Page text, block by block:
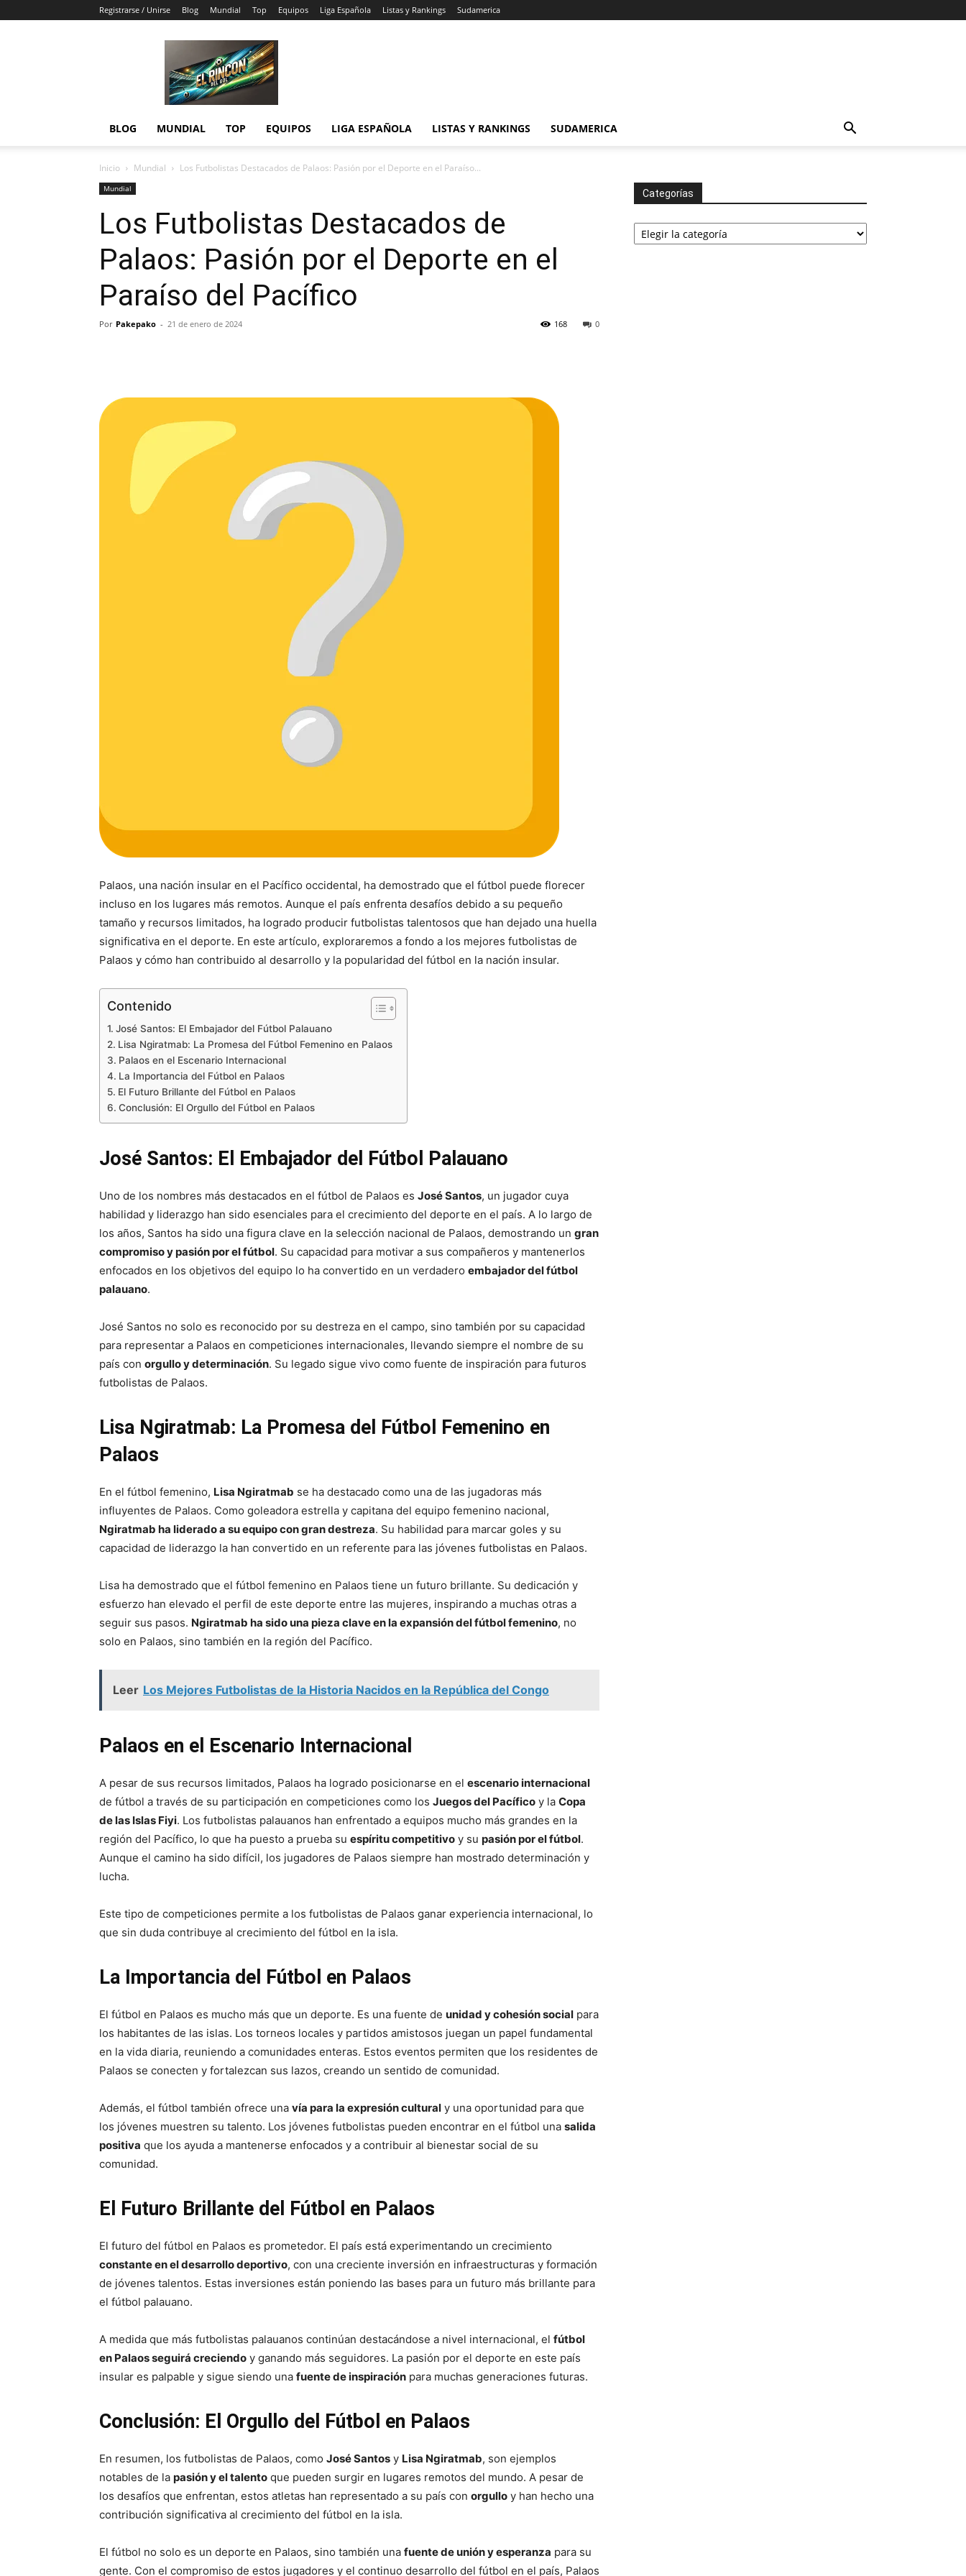
Registrarse / Unirse Blog Mundial Top Equipos Liga Española Listas y Rankings Sudamerica
Rincón
del
Gol
BLOG MUNDIAL TOP EQUIPOS LIGA ESPAÑOLA LISTAS Y RANKINGS SUDAMERICA
Inicio Mundial Los Futbolistas Destacados de Palaos: Pasión por el Deporte en el Paraíso...
Mundial
Los Futbolistas Destacados de
Palaos: Pasión por el Deporte en el
Paraíso del Pacífico
Por Pakepako - 21 de enero de 2024 0
168
Palaos, una nación insular en el Pacífico occidental, ha demostrado que el fútbol puede florecer
incluso en los lugares más remotos. Aunque el país enfrenta desafíos debido a su pequeño
tamaño y recursos limitados, ha logrado producir futbolistas talentosos que han dejado una huella
significativa en el deporte. En este artículo, exploraremos a fondo a los mejores futbolistas de
Palaos y cómo han contribuido al desarrollo y la popularidad del fútbol en la nación insular.
Contenido
José Santos: El Embajador del Fútbol Palauano
Lisa Ngiratmab: La Promesa del Fútbol Femenino en Palaos
Palaos en el Escenario Internacional
La Importancia del Fútbol en Palaos
El Futuro Brillante del Fútbol en Palaos
Conclusión: El Orgullo del Fútbol en Palaos
José Santos: El Embajador del Fútbol Palauano
Uno de los nombres más destacados en el fútbol de Palaos es José Santos, un jugador cuya
habilidad y liderazgo han sido esenciales para el crecimiento del deporte en el país. A lo largo de
los años, Santos ha sido una figura clave en la selección nacional de Palaos, demostrando un gran
compromiso y pasión por el fútbol. Su capacidad para motivar a sus compañeros y mantenerlos
enfocados en los objetivos del equipo lo ha convertido en un verdadero embajador del fútbol
palauano.
José Santos no solo es reconocido por su destreza en el campo, sino también por su capacidad
para representar a Palaos en competiciones internacionales, llevando siempre el nombre de su
país con orgullo y determinación. Su legado sigue vivo como fuente de inspiración para futuros
futbolistas de Palaos.
Lisa Ngiratmab: La Promesa del Fútbol Femenino en
Palaos
En el fútbol femenino, Lisa Ngiratmab se ha destacado como una de las jugadoras más
influyentes de Palaos. Como goleadora estrella y capitana del equipo femenino nacional,
Ngiratmab ha liderado a su equipo con gran destreza. Su habilidad para marcar goles y su
capacidad de liderazgo la han convertido en un referente para las jóvenes futbolistas en Palaos.
Lisa ha demostrado que el fútbol femenino en Palaos tiene un futuro brillante. Su dedicación y
esfuerzo han elevado el perfil de este deporte entre las mujeres, inspirando a muchas otras a
seguir sus pasos. Ngiratmab ha sido una pieza clave en la expansión del fútbol femenino, no
solo en Palaos, sino también en la región del Pacífico.
Leer Los Mejores Futbolistas de la Historia Nacidos en la República del Congo
Palaos en el Escenario Internacional
A pesar de sus recursos limitados, Palaos ha logrado posicionarse en el escenario internacional
de fútbol a través de su participación en competiciones como los Juegos del Pacífico y la Copa
de las Islas Fiyi. Los futbolistas palauanos han enfrentado a equipos mucho más grandes en la
región del Pacífico, lo que ha puesto a prueba su espíritu competitivo y su pasión por el fútbol.
Aunque el camino ha sido difícil, los jugadores de Palaos siempre han mostrado determinación y
lucha.
Este tipo de competiciones permite a los futbolistas de Palaos ganar experiencia internacional, lo
que sin duda contribuye al crecimiento del fútbol en la isla.
La Importancia del Fútbol en Palaos
El fútbol en Palaos es mucho más que un deporte. Es una fuente de unidad y cohesión social para
los habitantes de las islas. Los torneos locales y partidos amistosos juegan un papel fundamental
en la vida diaria, reuniendo a comunidades enteras. Estos eventos permiten que los residentes de
Palaos se conecten y fortalezcan sus lazos, creando un sentido de comunidad.
Además, el fútbol también ofrece una vía para la expresión cultural y una oportunidad para que
los jóvenes muestren su talento. Los jóvenes futbolistas pueden encontrar en el fútbol una salida
positiva que los ayuda a mantenerse enfocados y a contribuir al bienestar social de su
comunidad.
El Futuro Brillante del Fútbol en Palaos
El futuro del fútbol en Palaos es prometedor. El país está experimentando un crecimiento
constante en el desarrollo deportivo, con una creciente inversión en infraestructuras y formación
de jóvenes talentos. Estas inversiones están poniendo las bases para un futuro más brillante para
el fútbol palauano.
A medida que más futbolistas palauanos continúan destacándose a nivel internacional, el fútbol
en Palaos seguirá creciendo y ganando más seguidores. La pasión por el deporte en este país
insular es palpable y sigue siendo una fuente de inspiración para muchas generaciones futuras.
Conclusión: El Orgullo del Fútbol en Palaos
En resumen, los futbolistas de Palaos, como José Santos y Lisa Ngiratmab, son ejemplos
notables de la pasión y el talento que pueden surgir en lugares remotos del mundo. A pesar de
los desafíos que enfrentan, estos atletas han representado a su país con orgullo y han hecho una
contribución significativa al crecimiento del fútbol en la isla.
El fútbol no solo es un deporte en Palaos, sino también una fuente de unión y esperanza para su
gente. Con el compromiso de estos jugadores y el continuo desarrollo del fútbol en el país, Palaos
Categorías
Categorías